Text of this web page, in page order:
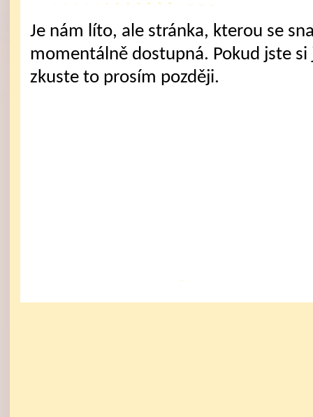
Je nám líto, ale stránka, kterou se
momentálně dostupná. Pokud jste
zkuste to prosím později.